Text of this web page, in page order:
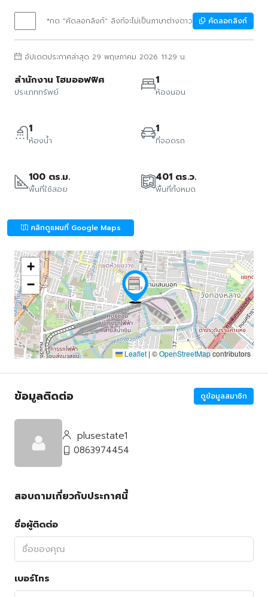
*กด "คัดลอกลิงก์" ลิงก์จะไม่เป็นภาษาต่างดาว คัดลอกลิงก์
อัปเดตประกาศล่าสุด 29 พฤษภาคม 2026 11:29 น.
สำนักงาน โฮมออฟฟิศ
ประเภททรัพย์
1
ห้องนอน
1
ห้องน้ำ
1
ที่จอดรถ
100 ตร.ม.
พื้นที่ใช้สอย
401 ตร.ว.
พื้นที่ทั้งหมด
คลิกดูแผนที่ Google Maps
+
−
Leaflet | ©OpenStreetMapcontributors
ข้อมูลติดต่อ ดูข้อมูลสมาชิก
plusestate1
0863974454
สอบถามเกี่ยวกับประกาศนี้
ชื่อผู้ติดต่อ
เบอร์โทร